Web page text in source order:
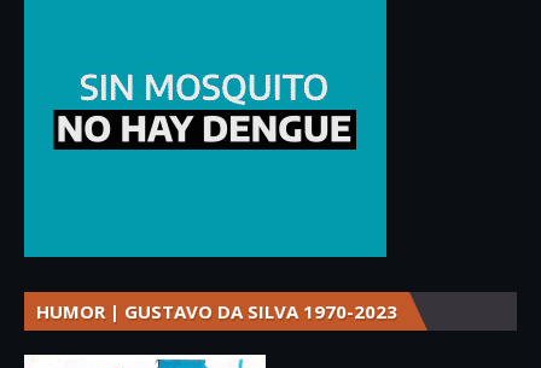
HUMOR | GUSTAVO DA SILVA 1970-2023